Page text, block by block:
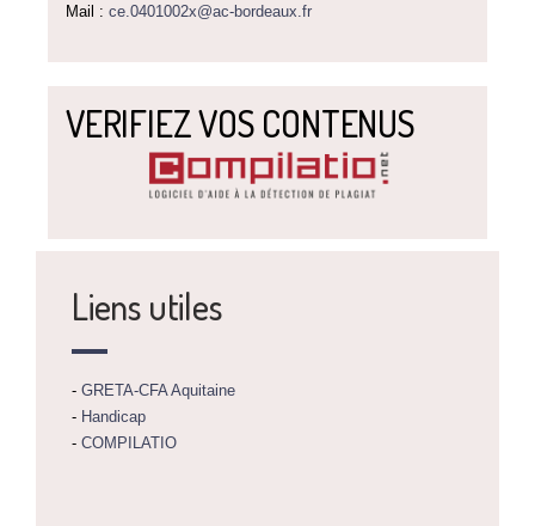
Mail : ce.0401002x@ac-bordeaux.fr
VERIFIEZ VOS CONTENUS
Liens utiles
- GRETA-CFA Aquitaine
- Handicap
- COMPILATIO